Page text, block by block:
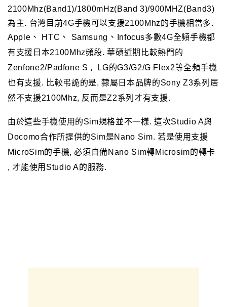
2100Mhz(Band1)/1800mHz(Band 3)/900MHZ(Band3)
為主. 台灣目前4G手機可以支援2100Mhz的手機相當多.
Apple 、 HTC 、 Samsung 、
Infocus多數4G全頻手機都
有支援日本2100Mhz頻段. 華碩近期比較熱門的
Zenfone2/Padfone S , LG的G3/G2/G Flex2等全頻手機
也有支援. 比較弔詭的是, 隸屬日本品牌的Sony Z3系列居
然不支援2100Mhz, 反而是Z2系列才有支援.
由於這些手機使用的Sim規格並不一樣. 這次Studio A與
Docomo合作所提供的Sim是Nano Sim. 若是使用支援
MicroSim的手機, 必須自備Nano Sim轉Microsim的轉卡
, 才能使用Studio A的服務.